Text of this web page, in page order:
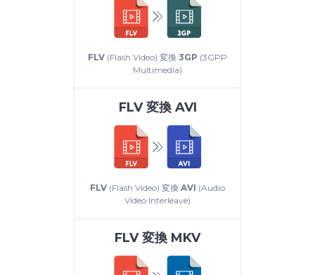
FLV (Flash Video) 変換 3GP (3GPP
Multimedia)
FLV変換 AVI
FLV (Flash Video) 変換 AVI (Audio
Video Interleave)
FLV変換 MKV